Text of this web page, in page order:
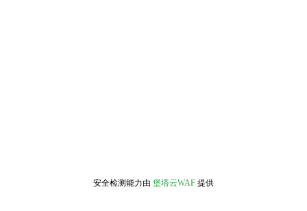
安全检测能力由 堡塔云WAF 提供